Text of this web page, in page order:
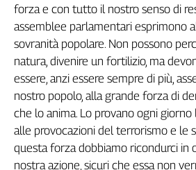
Newsletter
Social
forza e con tutto il nostro senso di
assemblee parlamentari esprimono
sovranità popolare. Non possono
natura, divenire un fortilizio, ma
essere, anzi essere sempre di più,
nostro popolo, alla grande forza di
che lo anima. Lo provano ogni
alle provocazioni del terrorismo e le
questa forza dobbiamo ricondurci in
nostra azione, sicuri che essa non